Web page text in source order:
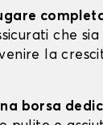
che
la
borsa